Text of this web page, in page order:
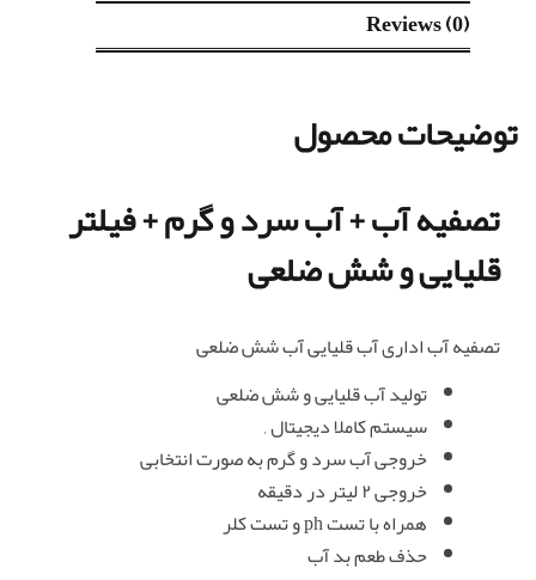
Reviews (0)
توضیحات محصول
تصفیه آب + آب سرد و گرم + فیلتر
قلیایی و شش ضلعی
تصفیه آب اداری آب قلیایی آب شش ضلعی
تولید آب قلیایی و شش ضلعی
سیستم کاملا دیجیتال ,
خروجی آب سرد و گرم به صورت انتخابی
خروجی ۲ لیتر در دقیقه
همراه با تست ph و تست کلر
حذف طعم بد آب